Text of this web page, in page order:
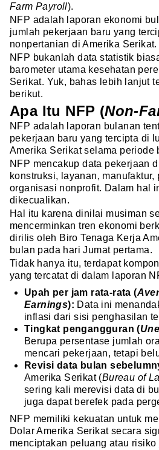
Farm Payroll).
NFP adalah laporan ekonomi
jumlah pekerjaan baru yang
nonpertanian di Amerika Serikat.
NFP bukanlah data statistik
barometer utama kesehatan
Serikat. Yuk, bahas lebih lanjut
berikut.
Apa Itu NFP (Non-
NFP adalah laporan bulanan
pekerjaan baru yang tercipta di
Amerika Serikat selama periode
NFP mencakup data pekerjaan
konstruksi, layanan, manufaktur,
organisasi nonprofit. Dalam hal
dikecualikan.
Hal itu karena dinilai musiman
mencerminkan tren ekonomi
dirilis oleh Biro Tenaga Kerja
bulan pada hari Jumat pertama.
Tidak hanya itu, terdapat
yang tercatat di dalam laporan
Upah per jam rata-rata (
Earnings): Data ini
inflasi dari sisi penghasilan
Tingkat pengangguran (
Berupa persentase jumlah
mencari pekerjaan, tetapi
Revisi data bulan
Amerika Serikat (Bureau of
sering kali merevisi data di
juga dapat berefek pada
NFP memiliki kekuatan untuk
Dolar Amerika Serikat secara
menciptakan peluang atau risiko